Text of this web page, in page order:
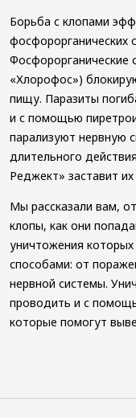
Борьба с клопами
фосфорорганических
Фосфорорганические
«Хлорофос»)
пищу. Паразиты
и с помощью
парализуют нервную
длительного
Реджект» заставит
Мы рассказали вам,
клопы, как они
уничтожения
способами: от
нервной системы.
проводить и с
которые помогут